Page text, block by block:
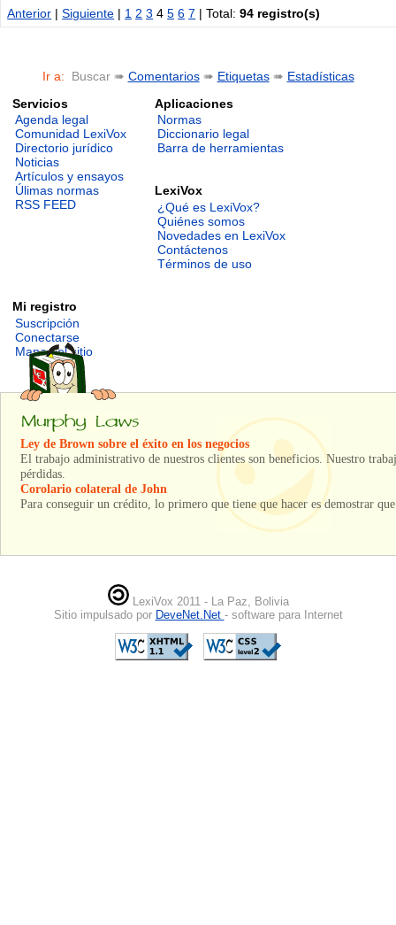
Anterior |Siguiente | 1 2 3 45 6 7 | Total:94 registro(s)
Ir a: Buscar ➠ Comentarios➠ Etiquetas➠ Estadísticas
Servicios
Agenda legal
Comunidad LexiVox
Directorio jurídico
Noticias
Artículos y ensayos
Úlimas normas
RSS FEED
Aplicaciones
Normas
Diccionario legal
Barra de herramientas
LexiVox
¿Qué es LexiVox?
Quiénes somos
Novedades en LexiVox
Contáctenos
Términos de uso
Mi registro
Suscripción
Conectarse
Mapa del sitio
Ley de Brown sobre el éxito en los negocios
El trabajo administrativo de nuestros clientes son beneficios. Nuestro
pérdidas.
Corolario colateral de John
Para conseguir un crédito, lo primero que tiene que hacer es demostrar
LexiVox 2011 - La Paz, Bolivia
Sitio impulsado por DeveNet.Net - software para Internet